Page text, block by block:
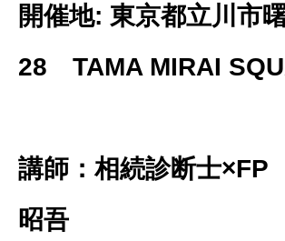
開催地: 東京都立川市
28 TAMA MIRAI
講師：相続診断士
昭吾